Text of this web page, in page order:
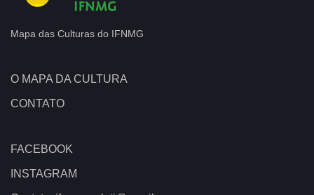
Mapa das Culturas do IFNMG
O MAPA DA CULTURA
CONTATO
FACEBOOK
INSTAGRAM